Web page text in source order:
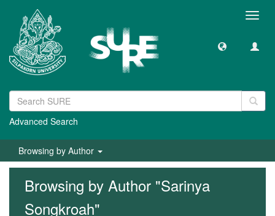
Advanced Search
Browsing by Author
Browsing by Author "Sarinya
Songkroah"